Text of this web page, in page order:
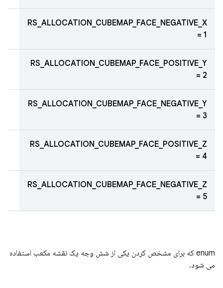
RS_ALLOCATION_CUBEMAP_FACE_NEGATIVE_X
= 1
RS_ALLOCATION_CUBEMAP_FACE_POSITIVE_Y
= 2
RS_ALLOCATION_CUBEMAP_FACE_NEGATIVE_Y
= 3
RS_ALLOCATION_CUBEMAP_FACE_POSITIVE_Z
= 4
RS_ALLOCATION_CUBEMAP_FACE_NEGATIVE_Z
= 5
enum که برای مشخص کردن یکی از شش وجه یک نقشه مکعب استفاده
می شود.